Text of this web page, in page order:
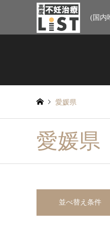
(国内
愛媛県
愛媛県
並べ替え条件